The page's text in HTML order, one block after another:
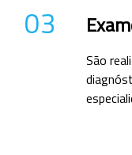
03
São